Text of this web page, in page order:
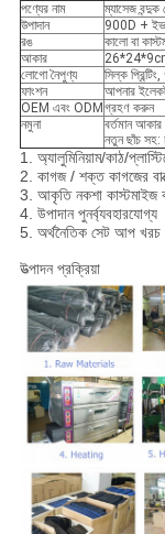
পণ্যের নাম
ম্যাসেজ বন্দুক
উপাদান
900D + ইভা
রঙ
কালো বা
আকার
26*24*9cm
লোগো নৈপুণ্য
সিল্ক
ফাংশন
আপনার
OEM এবং ODM গ্রহণ করুন
নমুনা
বর্তমান
নতুন ছাঁচ সহ:
1. অ্যালুমিনিয়াম/কাঠ/
2. কাগজ / শক্ত কাগজের
3. আকৃতি নকশা কাস্টমাইজ
4. উপাদান পুনর্ব্যবহারযোগ্য
5. অর্থনৈতিক সেট আপ খরচ
উত্পাদন প্রক্রিয়া